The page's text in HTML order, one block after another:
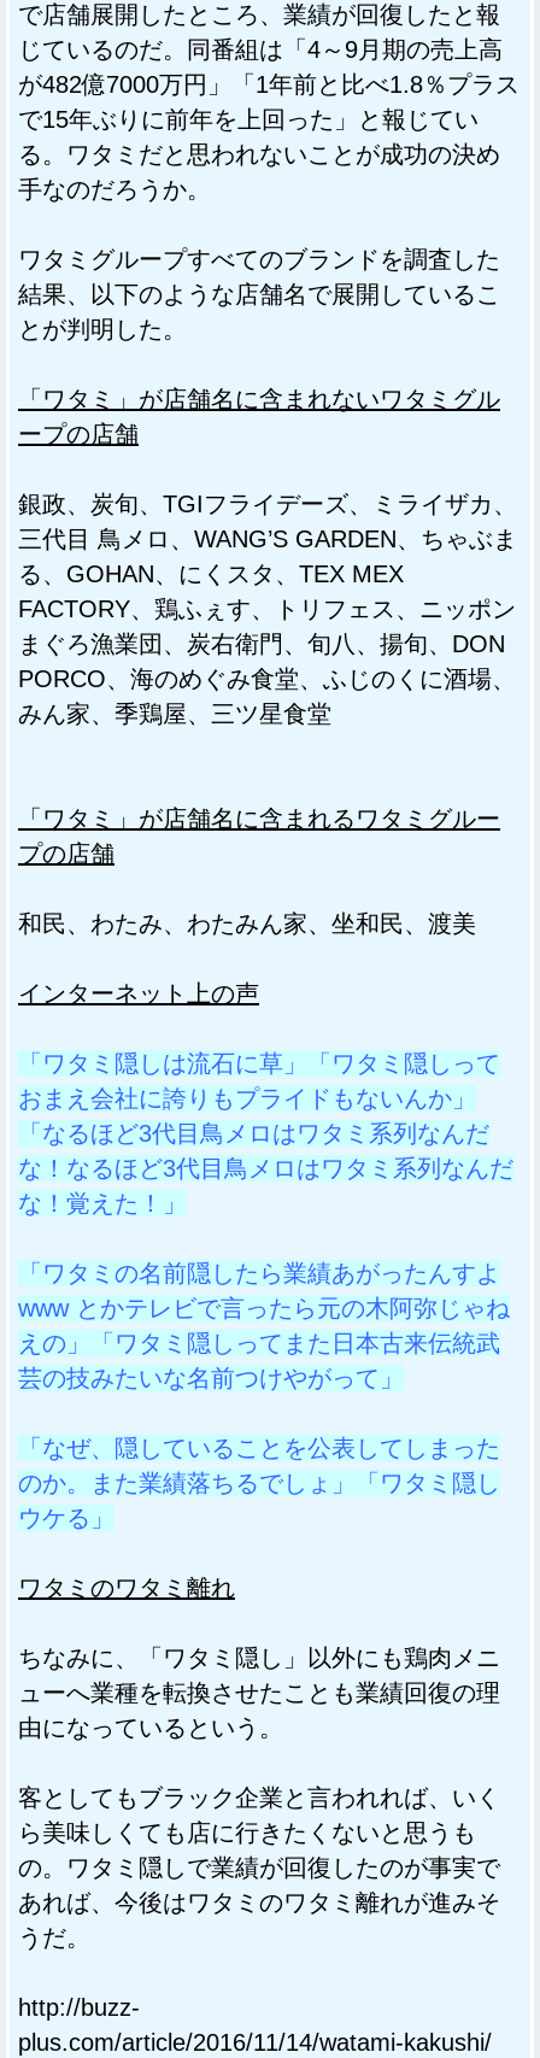
で店舗展開したところ、業績が回復したと報
じているのだ。同番組は「4～9月期の売上高
が482億7000万円」「1年前と比べ1.8％プラス
で15年ぶりに前年を上回った」と報じてい
る。ワタミだと思われないことが成功の決め
手なのだろうか。
ワタミグループすべてのブランドを調査した
結果、以下のような店舗名で展開しているこ
とが判明した。
「ワタミ」が店舗名に含まれないワタミグル
ープの店舗
銀政、炭旬、TGIフライデーズ、ミライザカ、
三代目 鳥メロ、WANG’S GARDEN、ちゃぶま
る、GOHAN、にくスタ、TEX MEX
FACTORY、鶏ふぇす、トリフェス、ニッポン
まぐろ漁業団、炭右衛門、旬八、揚旬、DON
PORCO、海のめぐみ食堂、ふじのくに酒場、
みん家、季鶏屋、三ツ星食堂
「ワタミ」が店舗名に含まれるワタミグルー
プの店舗
和民、わたみ、わたみん家、坐和民、渡美
インターネット上の声
「ワタミ隠しは流石に草」「ワタミ隠しって
おまえ会社に誇りもプライドもないんか」
「なるほど3代目鳥メロはワタミ系列なんだ
な！なるほど3代目鳥メロはワタミ系列なんだ
な！覚えた！」
「ワタミの名前隠したら業績あがったんすよ
www とかテレビで言ったら元の木阿弥じゃね
えの」「ワタミ隠しってまた日本古来伝統武
芸の技みたいな名前つけやがって」
「なぜ、隠していることを公表してしまった
のか。また業績落ちるでしょ」「ワタミ隠し
ウケる」
ワタミのワタミ離れ
ちなみに、「ワタミ隠し」以外にも鶏肉メニ
ューへ業種を転換させたことも業績回復の理
由になっているという。
客としてもブラック企業と言われれば、いく
ら美味しくても店に行きたくないと思うも
の。ワタミ隠しで業績が回復したのが事実で
あれば、今後はワタミのワタミ離れが進みそ
うだ。
http://buzz-
plus.com/article/2016/11/14/watami-kakushi/